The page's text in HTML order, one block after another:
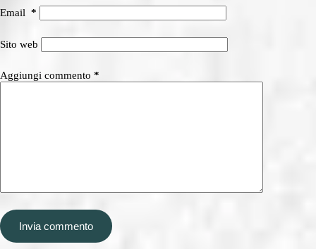
Email *
Sito web
Aggiungi commento *
Invia commento